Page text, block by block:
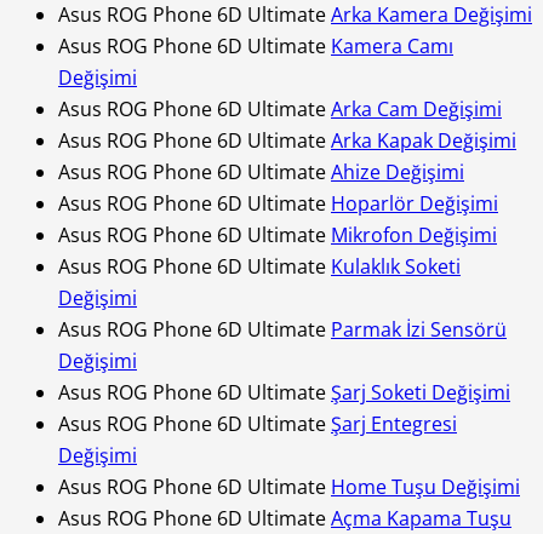
Asus ROG Phone 6D UltimateArka Kamera Değişimi
Asus ROG Phone 6D Ultimate Kamera Camı
Değişimi
Asus ROG Phone 6D UltimateArka Cam Değişimi
Asus ROG Phone 6D UltimateArka Kapak Değişimi
Asus ROG Phone 6D UltimateAhize Değişimi
Asus ROG Phone 6D Ultimate Hoparlör Değişimi
Asus ROG Phone 6D Ultimate Mikrofon Değişimi
Asus ROG Phone 6D Ultimate Kulaklık Soketi
Değişimi
Asus ROG Phone 6D Ultimate Parmak İzi Sensörü
Değişimi
Asus ROG Phone 6D UltimateŞarj Soketi Değişimi
Asus ROG Phone 6D UltimateŞarj Entegresi
Değişimi
Asus ROG Phone 6D Ultimate Home Tuşu Değişimi
Asus ROG Phone 6D UltimateAçma Kapama Tuşu